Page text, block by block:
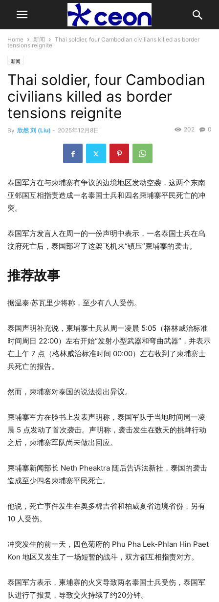
Home 新闻
Thai soldier, four Cambodian civilians killed as border
tensions reignite
新闻
Thai soldier, four Cambodian
civilians killed as border
tensions reignite
By 欣然 刘 (Liu) - 2025年12月8日 0
202
泰国军方在与柬埔寨有争议的边境地区发动空袭，这两个东南
亚邻国互相指责造成一名泰国士兵和四名柬埔寨平民死亡的冲
突。
泰国军方发言人在周一的一份声明中表示，一名泰国士兵在乌
汶府死亡后，泰国部署了这架飞机来“镇压”柬埔寨的袭击。
推荐故事
4
清
单
列
末
尾
据温泰·苏瓦里少将称，至少有八人受伤。
泰国声明补充说，柬埔寨士兵从周一凌晨 5:05（格林威治标准
时间周日 22:00）左右开始“发射小型武器和弯曲武器”，并表示
在上午 7 点（格林威治标准时间 00:00）左右收到了柬埔寨士
兵死亡的报告。
然而，柬埔寨对泰国的说法提出异议。
柬埔寨军方在脸书上发表声明称，泰国军队于当地时间周一凌
晨 5 点发动了首次袭击。声明称，袭击发生在数天的挑衅行动
之后，柬埔寨军队尚未做出回应。
柬埔寨新闻部长 Neth Pheaktra 随后告诉法新社，泰国的袭击
造成至少四名柬埔寨平民死亡。
他说，死亡事件发生在奥多棉吉省和柏威夏省边境省份，另有
10 人受伤。
冲突发生的前一天，四色菊府的 Phu Pha Lek-Phlan Hin Paet
Kon 地区又发生了一场短暂的战斗，双方都互相指责对方。
泰国军方表示，柬埔寨的火灾导致两名泰国士兵受伤，泰国军
队进行了报复，导致交火持续了约20分钟。